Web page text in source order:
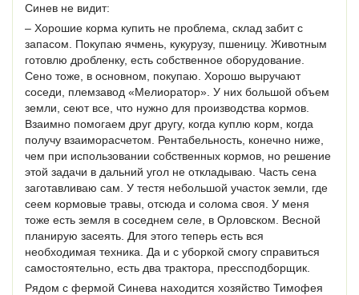
Синев не видит:
– Хорошие корма купить не проблема, склад забит с
запасом. Покупаю ячмень, кукурузу, пшеницу. Животным
готовлю дробленку, есть собственное оборудование.
Сено тоже, в основном, покупаю. Хорошо выручают
соседи, племзавод «Мелиоратор». У них большой объем
земли, сеют все, что нужно для производства кормов.
Взаимно помогаем друг другу, когда куплю корм, когда
получу взаиморасчетом. Рентабельность, конечно ниже,
чем при использовании собственных кормов, но решение
этой задачи в дальний угол не откладываю. Часть сена
заготавливаю сам. У тестя небольшой участок земли, где
сеем кормовые травы, отсюда и солома своя. У меня
тоже есть земля в соседнем селе, в Орловском. Весной
планирую засеять. Для этого теперь есть вся
необходимая техника. Да и с уборкой смогу справиться
самостоятельно, есть два трактора, прессподборщик.
Рядом с фермой Синева находится хозяйство Тимофея